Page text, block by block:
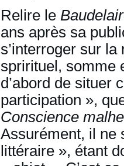
Relire le
ans après sa
s’interroger sur
sprirituel, somme
d’abord de situer
participation »,
Conscience
Assurément, il ne
littéraire », étant